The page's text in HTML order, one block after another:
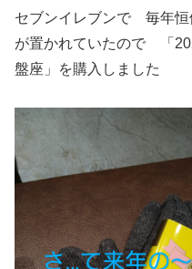
セブンイレブンで 毎年恒
が置かれていたので 「
盤座」を購入しました